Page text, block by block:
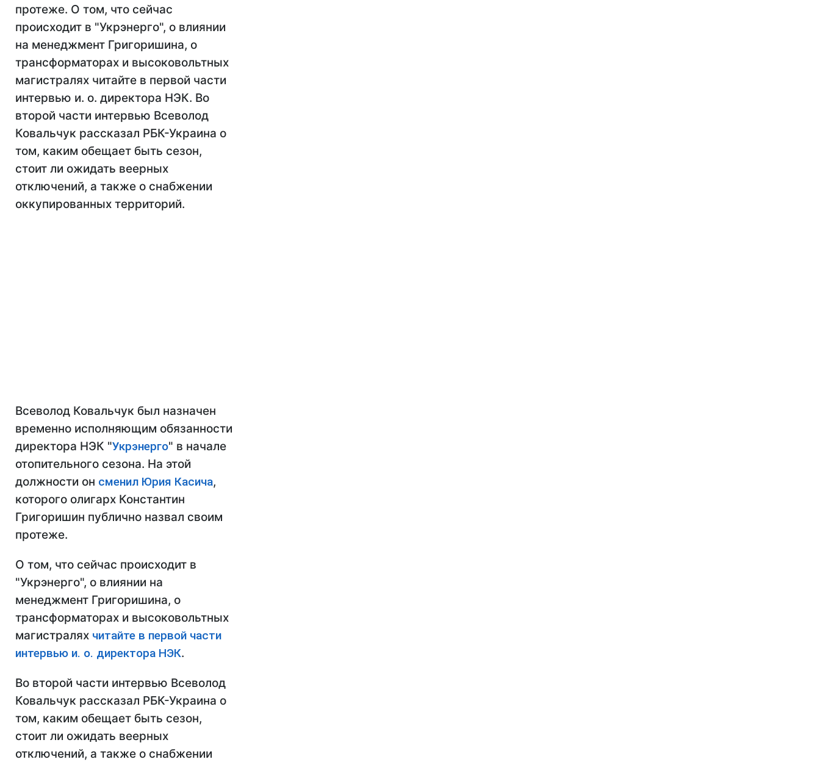
протеже. О том, что сейчас
происходит в "Укрэнерго", о влиянии
на менеджмент Григоришина, о
трансформаторах и высоковольтных
магистралях читайте в первой части
интервью и. о. директора НЭК. Во
второй части интервью Всеволод
Ковальчук рассказал РБК-Украина о
том, каким обещает быть сезон,
стоит ли ожидать веерных
отключений, а также о снабжении
оккупированных территорий.
Всеволод Ковальчук был назначен
временно исполняющим обязанности
директора НЭК "Укрэнерго" в начале
отопительного сезона. На этой
должности он сменил Юрия Касича,
которого олигарх Константин
Григоришин публично назвал своим
протеже.
О том, что сейчас происходит в
"Укрэнерго", о влиянии на
менеджмент Григоришина, о
трансформаторах и высоковольтных
магистралях читайте в первой части
интервью и. о. директора НЭК.
Во второй части интервью Всеволод
Ковальчук рассказал РБК-Украина о
том, каким обещает быть сезон,
стоит ли ожидать веерных
отключений, а также о снабжении